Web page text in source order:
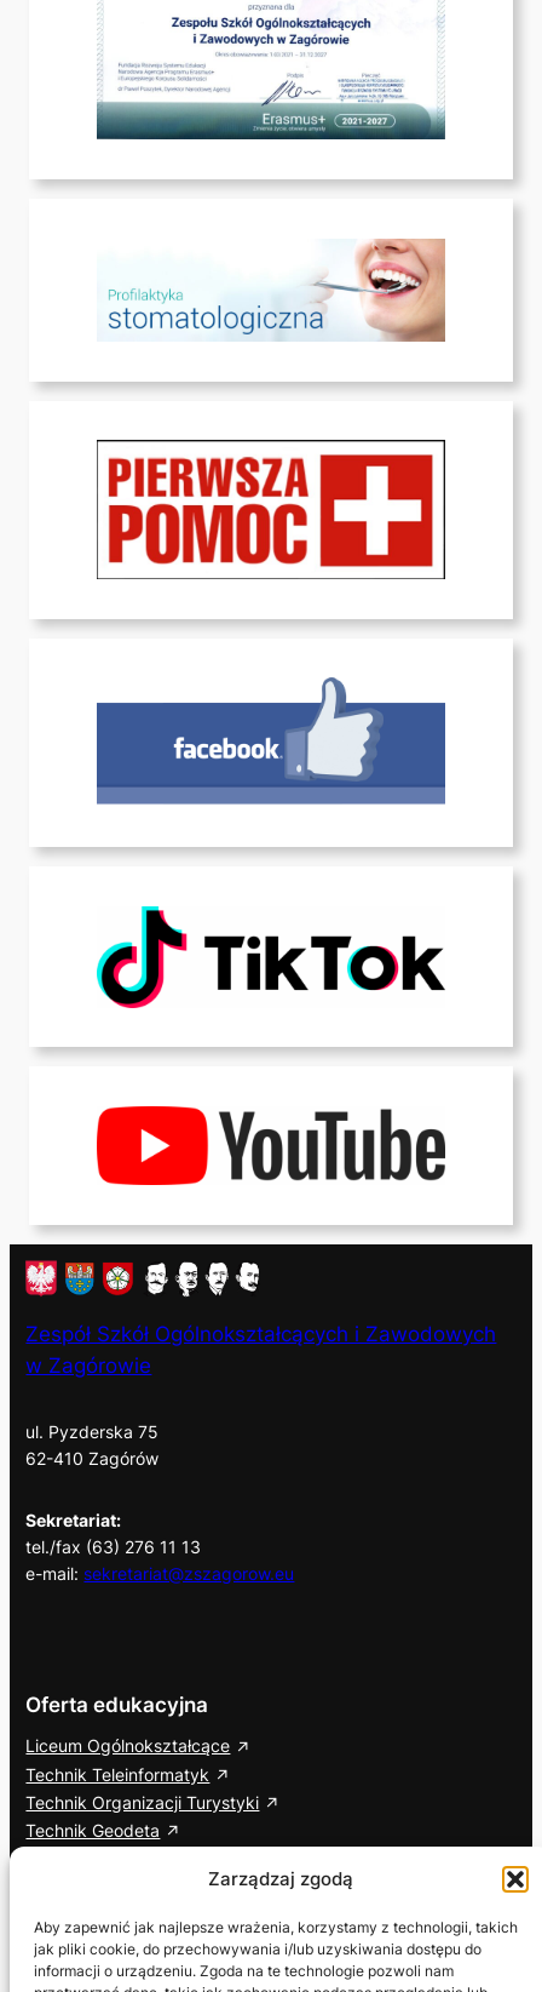
Zarządzaj zgodą
Aby zapewnić jak najlepsze wrażenia, korzystamy z technologii, takich
jak pliki cookie, do przechowywania i/lub uzyskiwania dostępu do
informacji o urządzeniu. Zgoda na te technologie pozwoli nam
Zespół Szkół Ogólnokształcących i Zawodowych
w Zagórowie
ul. Pyzderska 75
62-410 Zagórów
Sekretariat:
tel./fax (63) 276 11 13
e-mail: sekretariat@zszagorow.eu
Oferta edukacyjna
Liceum Ogólnokształcące
Technik Teleinformatyk
Technik Organizacji Turystyki
Technik Geodeta
Cisco Networking Academy
Informacje dodatkowe Social media